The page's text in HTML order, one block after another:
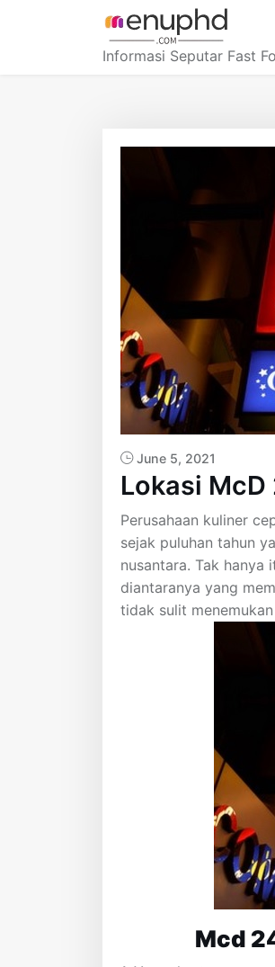
Informasi Seputar Fast
June 5, 2021
Lokasi
Perusahaan kuliner
sejak puluhan tahun
nusantara. Tak
diantaranya yang
tidak sulit
Mcd